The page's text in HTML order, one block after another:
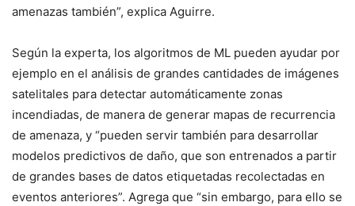
amenazas también”, explica Aguirre.
Según la experta, los algoritmos de ML pueden ayudar por
ejemplo en el análisis de grandes cantidades de imágenes
satelitales para detectar automáticamente zonas
incendiadas, de manera de generar mapas de recurrencia
de amenaza, y “pueden servir también para desarrollar
modelos predictivos de daño, que son entrenados a partir
de grandes bases de datos etiquetadas recolectadas en
eventos anteriores”. Agrega que “sin embargo, para ello se